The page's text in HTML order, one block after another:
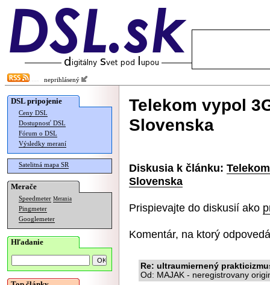
neprihlásený
DSL pripojenie
Ceny DSL
Dostupnosť DSL
Fórum o DSL
Výsledky meraní
Satelitná mapa SR
Merače
Speedmeter Merania
Pingmeter
Googlemeter
Hľadanie
Telekom vypol
Slovenska
Diskusia k článku:
Slovenska
Prispievajte do diskusií ako
Komentár, na ktorý
Re: ultraumiernený
Od: MAJAK - neregistrovany